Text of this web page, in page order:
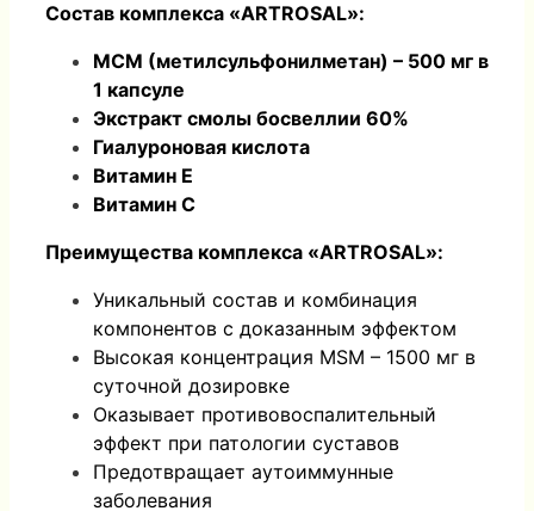
Состав комплекса «ARTROSAL»:
МCM (метилсульфонилметан) – 500 мг в
1 капсуле
Экстракт смолы босвеллии 60%
Гиалуроновая кислота
Витамин E
Витамин C
Преимущества комплекса «ARTROSAL»:
Уникальный состав и комбинация
компонентов с доказанным эффектом
Высокая концентрация MSM – 1500 мг в
суточной дозировке
Оказывает противовоспалительный
эффект при патологии суставов
Предотвращает аутоиммунные
заболевания